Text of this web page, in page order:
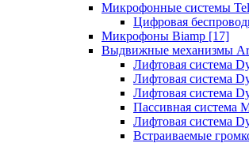
Микрофонные системы
Цифровая
Микрофоны Biamp [17]
Выдвижные механизмы
Лифтовая система
Лифтовая система
Лифтовая система
Пассивная система
Лифтовая система
Встраиваемые